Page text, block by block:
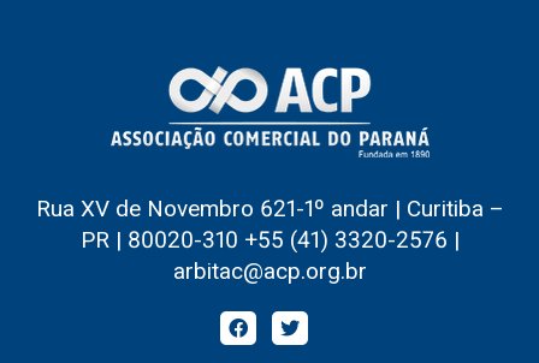
Rua XV de Novembro 621-1º andar | Curitiba –
PR | 80020-310 +55 (41) 3320-2576 |
arbitac@acp.org.br